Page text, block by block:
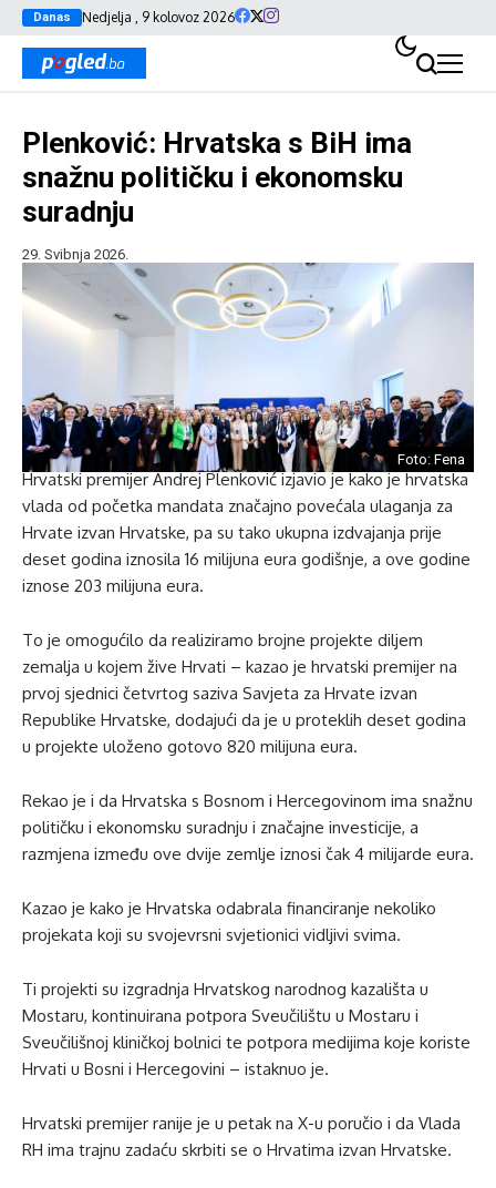
Danas Nedjelja , 9 kolovoz 2026
Plenković: Hrvatska s BiH ima
snažnu političku i ekonomsku
suradnju
29. Svibnja 2026.
Foto: Fena
Hrvatski premijer Andrej Plenković izjavio je kako je hrvatska
vlada od početka mandata značajno povećala ulaganja za
Hrvate izvan Hrvatske, pa su tako ukupna izdvajanja prije
deset godina iznosila 16 milijuna eura godišnje, a ove godine
iznose 203 milijuna eura.
To je omogućilo da realiziramo brojne projekte diljem
zemalja u kojem žive Hrvati – kazao je hrvatski premijer na
prvoj sjednici četvrtog saziva Savjeta za Hrvate izvan
Republike Hrvatske, dodajući da je u proteklih deset godina
u projekte uloženo gotovo 820 milijuna eura.
Rekao je i da Hrvatska s Bosnom i Hercegovinom ima snažnu
političku i ekonomsku suradnju i značajne investicije, a
razmjena između ove dvije zemlje iznosi čak 4 milijarde eura.
Kazao je kako je Hrvatska odabrala financiranje nekoliko
projekata koji su svojevrsni svjetionici vidljivi svima.
Ti projekti su izgradnja Hrvatskog narodnog kazališta u
Mostaru, kontinuirana potpora Sveučilištu u Mostaru i
Sveučilišnoj kliničkoj bolnici te potpora medijima koje koriste
Hrvati u Bosni i Hercegovini – istaknuo je.
Hrvatski premijer ranije je u petak na X-u poručio i da Vlada
RH ima trajnu zadaću skrbiti se o Hrvatima izvan Hrvatske.